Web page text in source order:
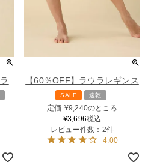
【60％OFF】ラウラレギンス
SALE 速乾
定価 ¥9,240のところ
¥3,696税込
レビュー件数：2件
4.00